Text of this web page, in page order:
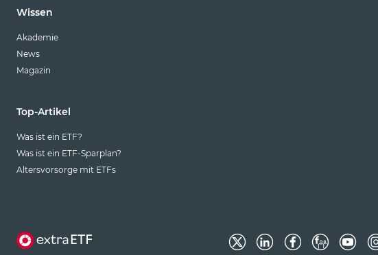
Wissen
Akademie
News
Magazin
Top-Artikel
Was ist ein ETF?
Was ist ein ETF-Sparplan?
Altersvorsorge mit ETFs